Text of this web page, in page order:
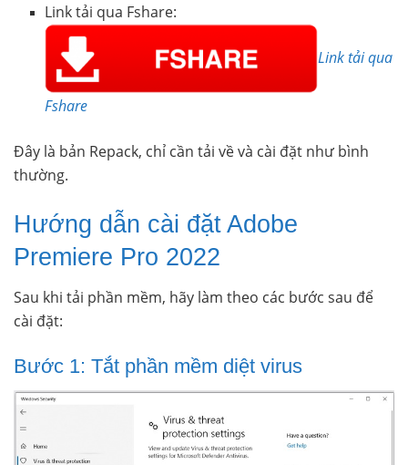
Link tải qua Fshare:
Link tải qua
Fshare
Đây là bản Repack, chỉ cần tải về và cài đặt như bình
thường.
Hướng dẫn cài đặt Adobe
Premiere Pro 2022
Sau khi tải phần mềm, hãy làm theo các bước sau để
cài đặt:
Bước 1: Tắt phần mềm diệt virus